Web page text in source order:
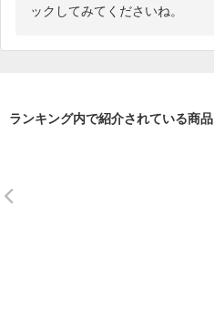
ックしてみてくださいね。
ランキング内で紹介されている商品